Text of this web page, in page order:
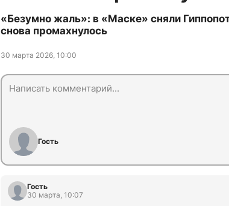
«Безумно жаль»: в «Маске» сняли
снова промахнулось
30 марта 2026, 10:00
Гость
Гость
30 марта, 10:07